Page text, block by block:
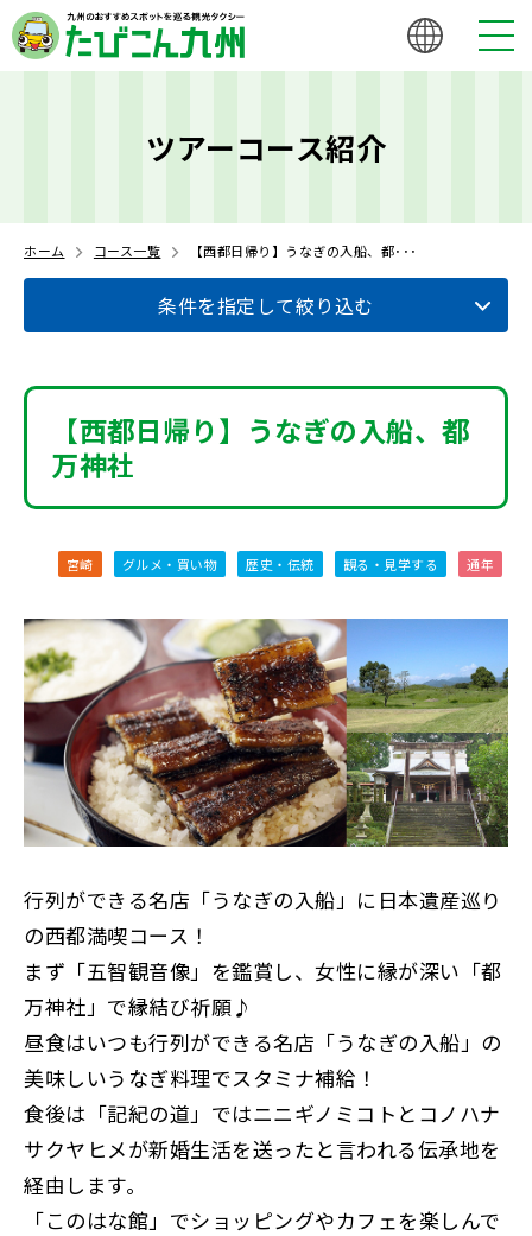
ツアーコース紹介
ホーム コース一覧 【西都日帰り】うなぎの入船、都･･･
【西都日帰り】うなぎの入船、都
万神社
宮崎 グルメ・買い物 歴史・伝統 観る・見学する 通年
行列ができる名店「うなぎの入船」に日本遺産巡り
の西都満喫コース！
まず「五智観音像」を鑑賞し、女性に縁が深い「都
万神社」で縁結び祈願♪
昼食はいつも行列ができる名店「うなぎの入船」の
美味しいうなぎ料理でスタミナ補給！
食後は「記紀の道」ではニニギノミコトとコノハナ
サクヤヒメが新婚生活を送ったと言われる伝承地を
経由します。
「このはな館」でショッピングやカフェを楽しんで
条件を指定して絞り込む